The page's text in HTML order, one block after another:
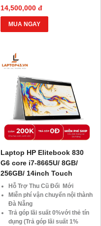
HDsaison - chỉ cần CMND
BLX hoặc hộ khẩu gốc )
Giảm 20%khi nâng cấp Ram-
SSD
10.000 Voucher Giảm
Giá 500.000đ
14,500,000 đ
MUA NGAY
Laptop HP Elitebook 830
G6 core i7-8665U/ 8GB/
256GB/ 14inch Touch
Hỗ Trợ Thu Cũ Đổi Mới
Miễn phí vận chuyển nội thành
Đà Nẵng
Trả góp lãi suất 0%với thẻ tín
dụng (Trả góp lãi suất 1%